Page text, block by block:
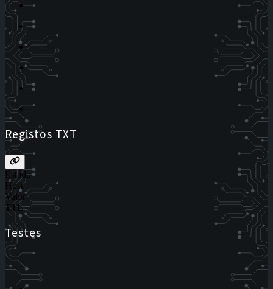
Registos TXT
Estado
Host
Valor
TTL
Testes